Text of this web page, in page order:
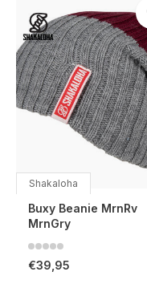
Shakaloha
Buxy Beanie MrnRv
MrnGry
€39,95